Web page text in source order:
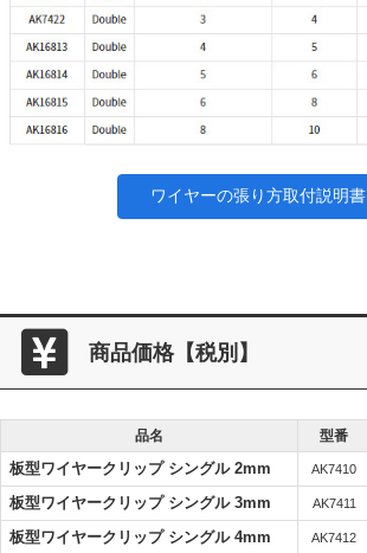
ワイヤーの張り方取付説明書
商品価格【税別】
品名 型番
板型ワイヤークリップ シングル 2mm AK7410
板型ワイヤークリップ シングル 3mm
AK7411
板型ワイヤークリップ シングル 4mm
AK7412